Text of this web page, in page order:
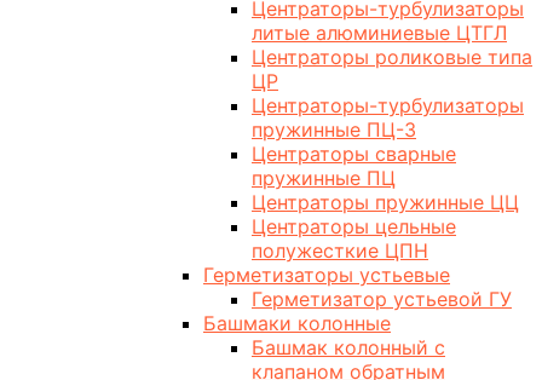
Центраторы-турбулизаторы
литые алюминиевые ЦТГЛ
Центраторы роликовые типа
ЦР
Центраторы-турбулизаторы
пружинные ПЦ-3
Центраторы сварные
пружинные ПЦ
Центраторы пружинные ЦЦ
Центраторы цельные
полужесткие ЦПН
Герметизаторы устьевые
Герметизатор устьевой ГУ
Башмаки колонные
Башмак колонный с
клапаном обратным